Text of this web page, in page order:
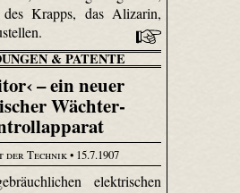
Krapps, das Alizarin,
& PATENTE
– ein neuer
Wächter-
der Technik• 15.7.1907
elektrischen